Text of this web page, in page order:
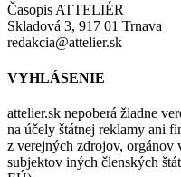
Časopis ATTELIÉR
Skladová 3, 917 01 Trnava
redakcia@attelier.sk
VYHLÁSENIE
attelier.sk nepoberá žiadne
na účely štátnej reklamy ani
z verejných zdrojov, orgánov
subjektov iných členských